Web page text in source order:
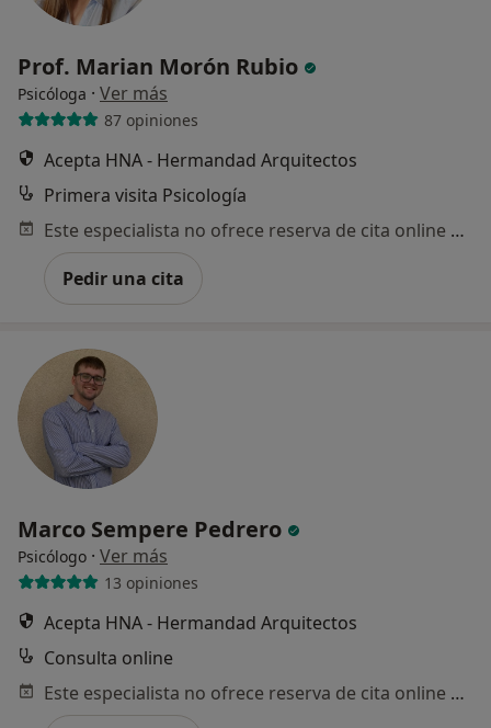
Prof. Marian Morón Rubio
Psicóloga · Ver más
87 opiniones
Acepta HNA - Hermandad Arquitectos
Primera visita Psicología
Este especialista no ofrece reserva de cita online en esta dirección.
Pedir una cita
Marco Sempere Pedrero
Psicólogo · Ver más
13 opiniones
Acepta HNA - Hermandad Arquitectos
Consulta online
Este especialista no ofrece reserva de cita online en esta dirección.